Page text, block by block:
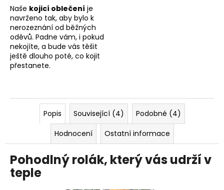
Naše kojicí oblečení je
navrženo tak, aby bylo k
nerozeznání od běžných
oděvů. Padne vám, i pokud
nekojíte, a bude vás těšit
ještě dlouho poté, co kojit
přestanete.
Popis Související (4)
Podobné (4)
Hodnocení
Ostatní informace
Pohodlný rolák, který vás udrží v
teple